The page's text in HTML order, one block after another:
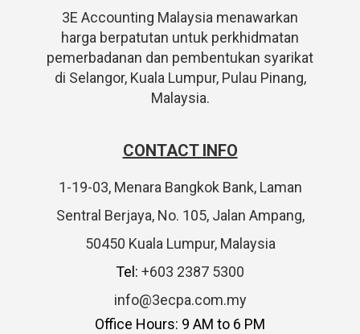
3E Accounting Malaysia menawarkan
harga berpatutan untuk perkhidmatan
pemerbadanan dan pembentukan syarikat
di Selangor, Kuala Lumpur, Pulau Pinang,
Malaysia.
CONTACT INFO
1-19-03, Menara Bangkok Bank, Laman
Sentral Berjaya, No. 105, Jalan Ampang,
50450 Kuala Lumpur, Malaysia
Tel: +603 2387 5300
info@3ecpa.com.my
Office Hours: 9 AM to 6 PM